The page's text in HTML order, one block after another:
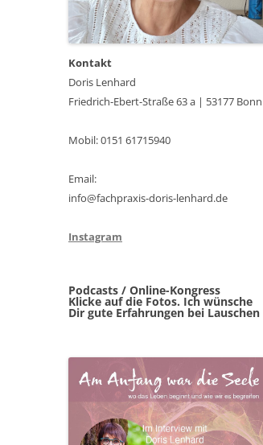
Kontakt
Doris Lenhard
Friedrich-Ebert-Straße 63 a | 53177 Bonn
Mobil: 0151 61715940
Email:
info@fachpraxis-doris-lenhard.de
Instagram
Podcasts / Online-Kongress
Klicke auf die Fotos. Ich wünsche
Dir gute Erfahrungen bei Lauschen